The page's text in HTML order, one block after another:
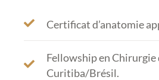
Certificat d’anatomie
Fellowship en
Curitiba/Brésil.